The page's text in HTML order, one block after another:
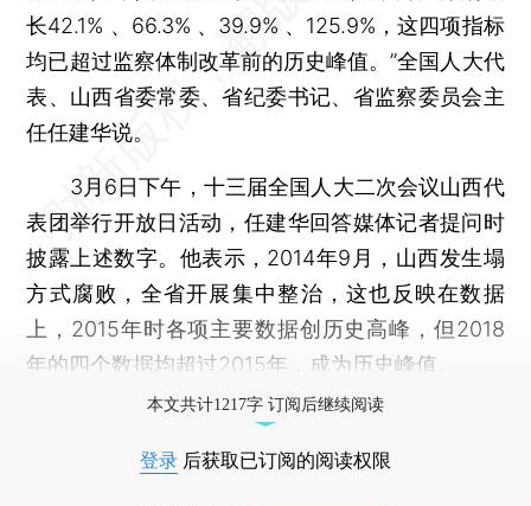
长42.1% 、66.3% 、39.9% 、125.9%，这四项指标
均已超过监察体制改革前的历史峰值。”全国人大代
表、山西省委常委、省纪委书记、省监察委员会主
任任建华说。
3月6日下午，十三届全国人大二次会议山西代
表团举行开放日活动，任建华回答媒体记者提问时
披露上述数字。他表示，2014年9月，山西发生塌
方式腐败，全省开展集中整治，这也反映在数据
上，2015年时各项主要数据创历史高峰，但2018
年的四个数据均超过2015年，成为历史峰值。
本文共计1217字 订阅后继续阅读
登录 后获取已订阅的阅读权限